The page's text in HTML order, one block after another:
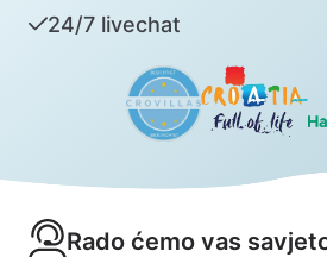
24/7 livechat
Rado ćemo vas